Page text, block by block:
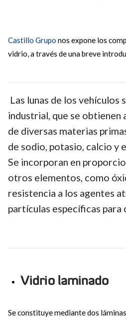
Castillo Grupo nos expone los
vidrio, a través de una breve
Las lunas de los vehículos
industrial, que se obtienen
de diversas materias
de sodio, potasio, calcio y
Se incorporan en
otros elementos, como
resistencia a los agentes
partículas específicas
Vidrio laminado
Se constituye mediante dos